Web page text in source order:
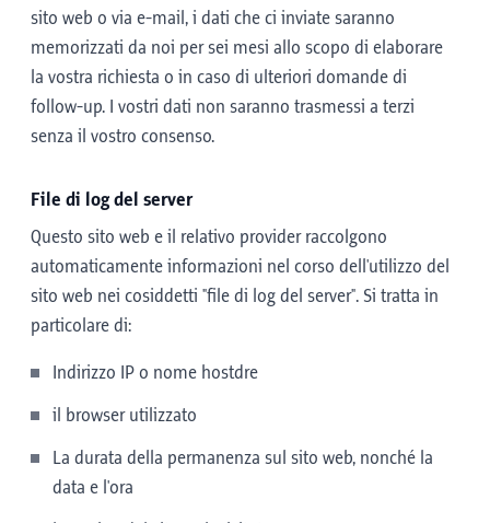
sito web o via e-mail, i dati che ci inviate saranno
memorizzati da noi per sei mesi allo scopo di elaborare
la vostra richiesta o in caso di ulteriori domande di
follow-up. I vostri dati non saranno trasmessi a terzi
senza il vostro consenso.
File di log del server
Questo sito web e il relativo provider raccolgono
automaticamente informazioni nel corso dell'utilizzo del
sito web nei cosiddetti "file di log del server". Si tratta in
particolare di:
Indirizzo IP o nome hostdre
il browser utilizzato
La durata della permanenza sul sito web, nonché la
data e l'ora